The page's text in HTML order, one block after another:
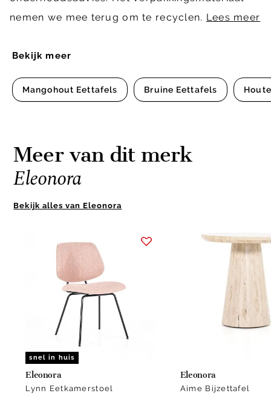
Bekijk meer
Mangohout Eettafels Bruine Eettafels
nemen we mee terug om te recyclen. Lees meer
Meer van dit merk
Eleonora
Bekijk alles van Eleonora
snel in huis
Eleonora
Lynn Eetkamerstoel
Eleonora
Aime Bijzettafel